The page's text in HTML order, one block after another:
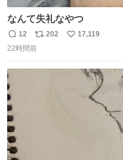
なんて失礼なやつ
返
信
12
リ
ポ
202
い
17,119
22時間前